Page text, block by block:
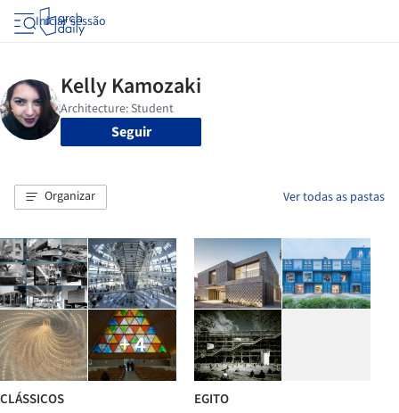
Iniciar sessão
Seguir
Organizar Ver todas as pastas
+ 4
CLÁSSICOS EGITO